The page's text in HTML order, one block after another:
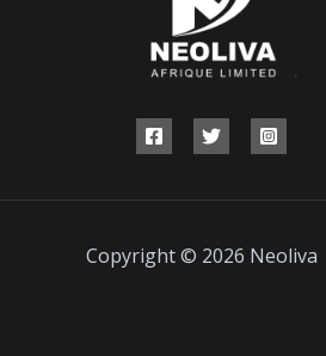
Copyright © 2026 Neoliva